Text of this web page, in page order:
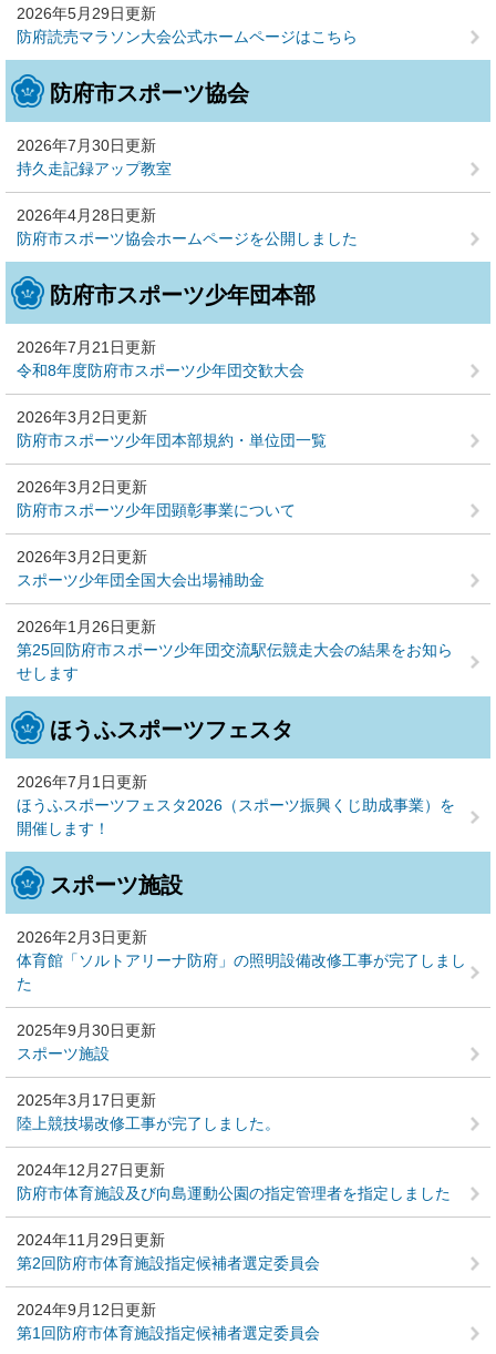
2026年5月29日更新
防府読売マラソン大会公式ホームページはこちら
防府市スポーツ協会
2026年7月30日更新
持久走記録アップ教室
2026年4月28日更新
防府市スポーツ協会ホームページを公開しました
防府市スポーツ少年団本部
2026年7月21日更新
令和8年度防府市スポーツ少年団交歓大会
2026年3月2日更新
防府市スポーツ少年団本部規約・単位団一覧
2026年3月2日更新
防府市スポーツ少年団顕彰事業について
2026年3月2日更新
スポーツ少年団全国大会出場補助金
2026年1月26日更新
第25回防府市スポーツ少年団交流駅伝競走大会の結果をお知ら
せします
ほうふスポーツフェスタ
2026年7月1日更新
ほうふスポーツフェスタ2026（スポーツ振興くじ助成事業）を
開催します！
スポーツ施設
2026年2月3日更新
体育館「ソルトアリーナ防府」の照明設備改修工事が完了しまし
た
2025年9月30日更新
スポーツ施設
2025年3月17日更新
陸上競技場改修工事が完了しました。
2024年12月27日更新
防府市体育施設及び向島運動公園の指定管理者を指定しました
2024年11月29日更新
第2回防府市体育施設指定候補者選定委員会
2024年9月12日更新
第1回防府市体育施設指定候補者選定委員会